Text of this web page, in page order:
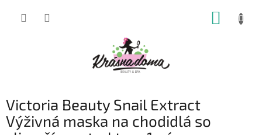
Victoria Beauty Snail Extract
Výživná maska na chodidlá so